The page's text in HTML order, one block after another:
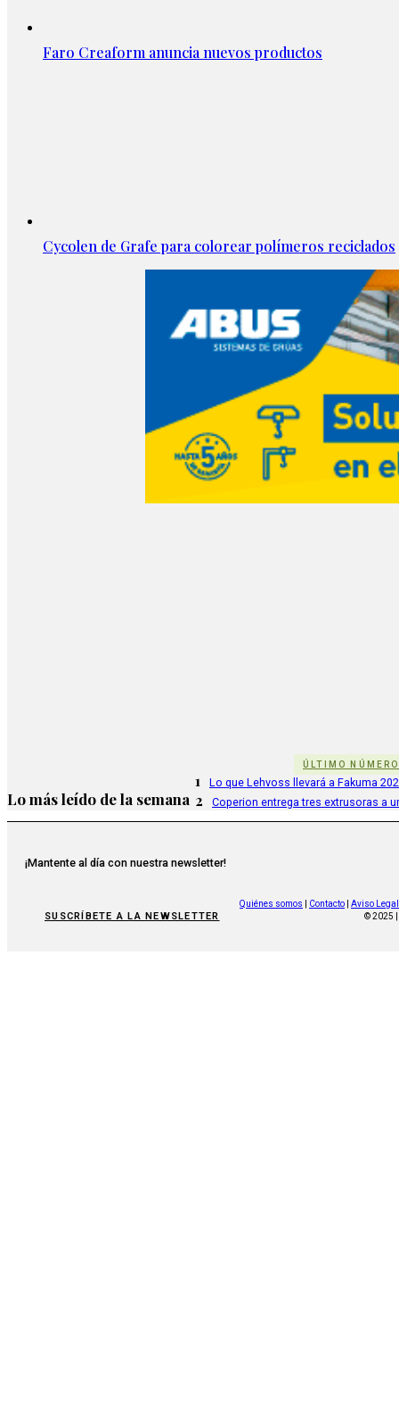
Faro Creaform anuncia nuevos productos
Cycolen de Grafe para colorear polímeros reciclados
ÚLTIMO NÚMERO
Lo más leído de la semana
1 Lo que Lehvoss llevará a Fakuma
2 Coperion entrega tres extrusoras a
¡Mantente al día con nuestra newsletter!
SUSCRÍBETE A LA NEWSLETTER
Quiénes somos Contacto
Aviso Legal
© 2025